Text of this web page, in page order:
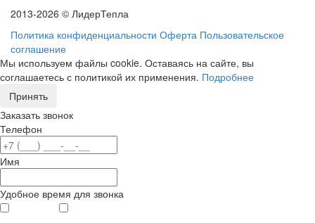
2013-2026 © ЛидерТепла
Политика конфиденциальности Оферта Пользовательское
соглашение
Мы используем файлы cookie. Оставаясь на сайте, вы
соглашаетесь с политикой их применения. Подробнее
Принять
Заказать звонок
Телефон
Имя
Удобное время для звонка